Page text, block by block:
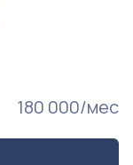
180 000/мес